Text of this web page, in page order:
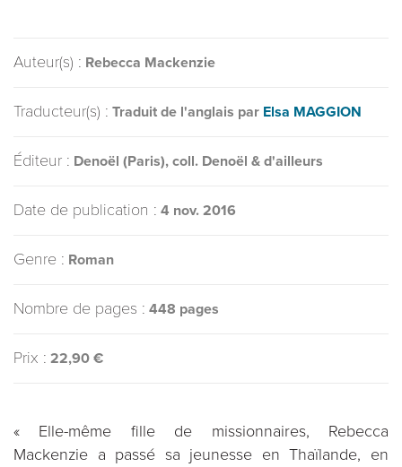
Auteur(s) : Rebecca Mackenzie
Traducteur(s) : Traduit de l'anglais par Elsa MAGGION
Éditeur : Denoël (Paris), coll. Denoël & d'ailleurs
Date de publication : 4 nov. 2016
Genre : Roman
Nombre de pages : 448 pages
Prix : 22,90 €
« Elle-même fille de missionnaires, Rebecca
Mackenzie a passé sa jeunesse en Thaïlande, en